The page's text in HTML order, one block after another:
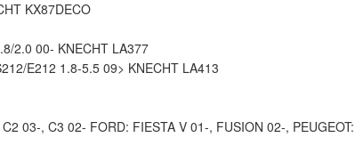
KX87DECO
2.0 00- KNECHT LA377
E212 1.8-5.5 09> KNECHT LA413
03-, C3 02- FORD: FIESTA V 01-, FUSION 02-,